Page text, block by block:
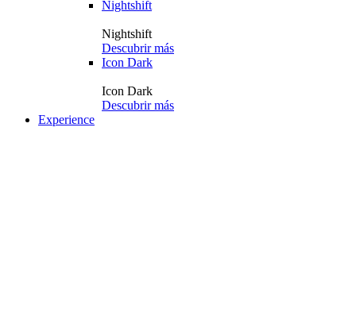
Nightshift
Nightshift
Descubrir más
Icon Dark
Icon Dark
Descubrir más
Experience